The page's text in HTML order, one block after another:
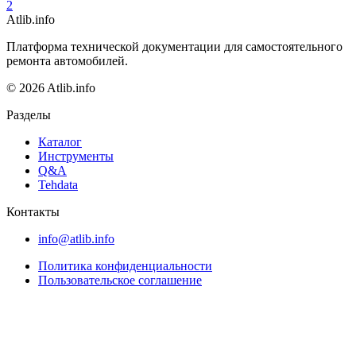
2
Atlib.info
Платформа технической документации для самостоятельного
ремонта автомобилей.
© 2026 Atlib.info
Разделы
Каталог
Инструменты
Q&A
Tehdata
Контакты
info@atlib.info
Политика конфиденциальности
Пользовательское соглашение